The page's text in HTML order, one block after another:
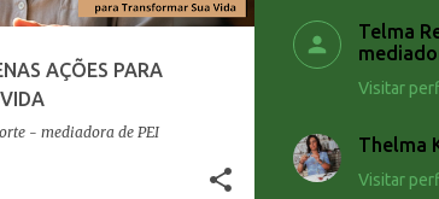
AÇÕES PARA
- mediadora de PEI
Telma
Visitar
Thelma
Visitar